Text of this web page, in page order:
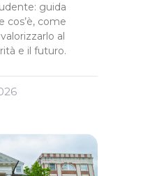
guida
cos’è, come
al
e il futuro.